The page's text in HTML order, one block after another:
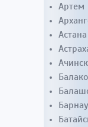
Артем
Астана
Ачинск